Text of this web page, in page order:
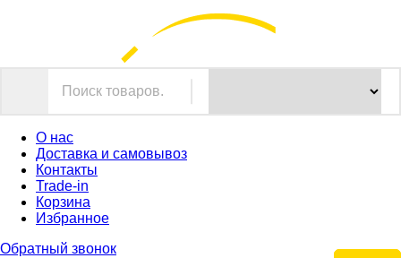
О нас
Доставка и самовывоз
Контакты
Trade-in
Корзина
Избранное
Обратный звонок